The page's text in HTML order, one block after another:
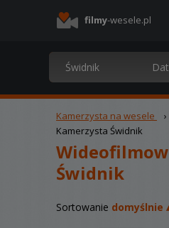
filmy-wesele.pl
Kamerzysta na wesele ›
Kamerzysta Świdnik
Świdnik
Sortowanie domyślnie